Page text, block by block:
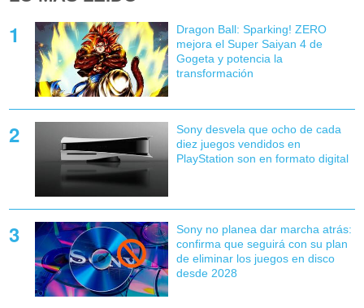
Dragon Ball: Sparking! ZERO
mejora el Super Saiyan 4 de
Gogeta y potencia la
transformación
Sony desvela que ocho de cada
diez juegos vendidos en
PlayStation son en formato digital
Sony no planea dar marcha atrás:
confirma que seguirá con su plan
de eliminar los juegos en disco
desde 2028